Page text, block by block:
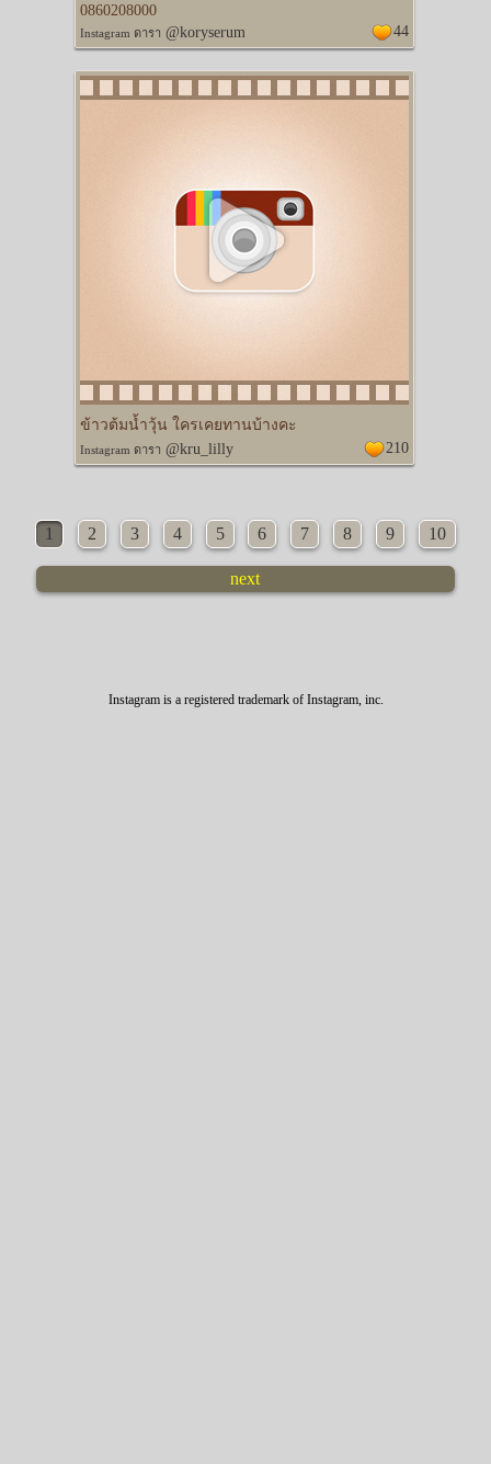
0860208000
Instagram ดารา @koryserum 44
ข้าวต้มน้ำวุ้น ใครเคยทานบ้างคะ
Instagram ดารา @kru_lilly 210
1 2 3 4 5 6 7 8 9 10
next
Instagram is a registered trademark of Instagram, inc.